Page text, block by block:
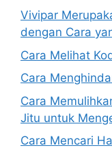
Vivipar
dengan Cara
Cara Melihat
Cara
Cara
Jitu untuk
Cara Mencari